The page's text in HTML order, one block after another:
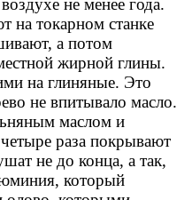
не менее года.
на токарном станке
а потом
жирной глины.
на глиняные. Это
не впитывало масло.
маслом и
раза покрывают
не до конца, а так,
который